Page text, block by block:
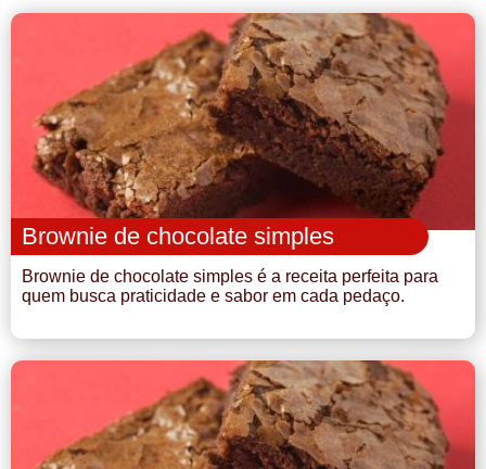
Brownie de chocolate simples
Brownie de chocolate simples é a receita perfeita para
quem busca praticidade e sabor em cada pedaço.